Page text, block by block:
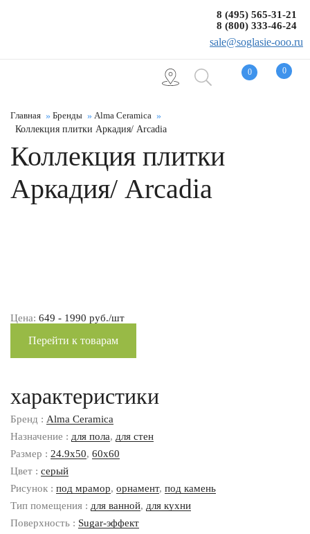
0 0
8 (495) 565-31-21
8 (800) 333-46-24
sale@soglasie-ooo.ru
Главная Бренды
Alma Ceramica
Коллекция плитки Аркадия/ Arcadia
Коллекция плитки
Аркадия/ Arcadia
Цена: 649 - 1990 руб./шт
Перейти к товарам
характеристики
Бренд : Alma Ceramica
Назначение : для пола, для стен
Размер : 24.9x50, 60x60
Цвет : серый
Рисунок : под мрамор, орнамент, под камень
Тип помещения : для ванной, для кухни
Поверхность : Sugar-эффект